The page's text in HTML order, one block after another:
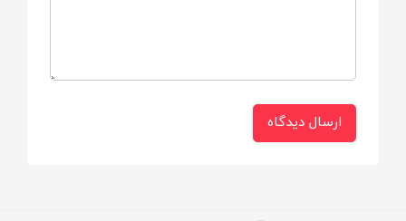
🧪 ترکیبات:
ارسال دیدگاه